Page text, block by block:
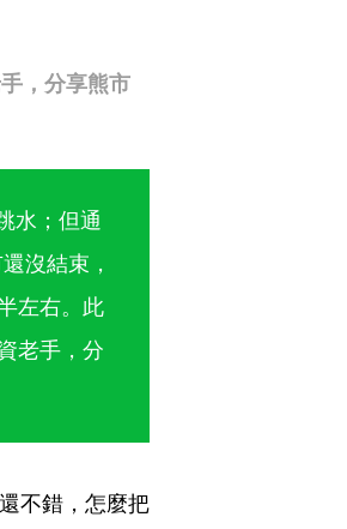
，分享熊市
水；但通
沒結束，
左右。此
老手，分
不錯，怎麼把